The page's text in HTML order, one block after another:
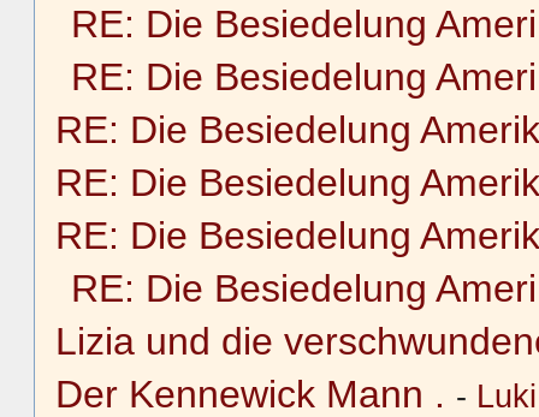
RE: Die Besiedelung
RE: Die Besiedelung
RE: Die Besiedelung
RE: Die Besiedelung
RE: Die Besiedelung
RE: Die Besiedelung
Lizia und die
Der Kennewick Mann . - Luki